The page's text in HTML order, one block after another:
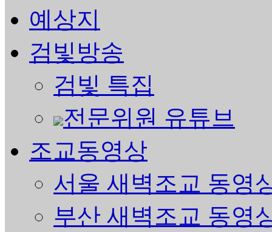
예상지
검빛방송
검빛 특집
전문위원 유튜브
조교동영상
서울 새벽조교 동영
부산 새벽조교 동영